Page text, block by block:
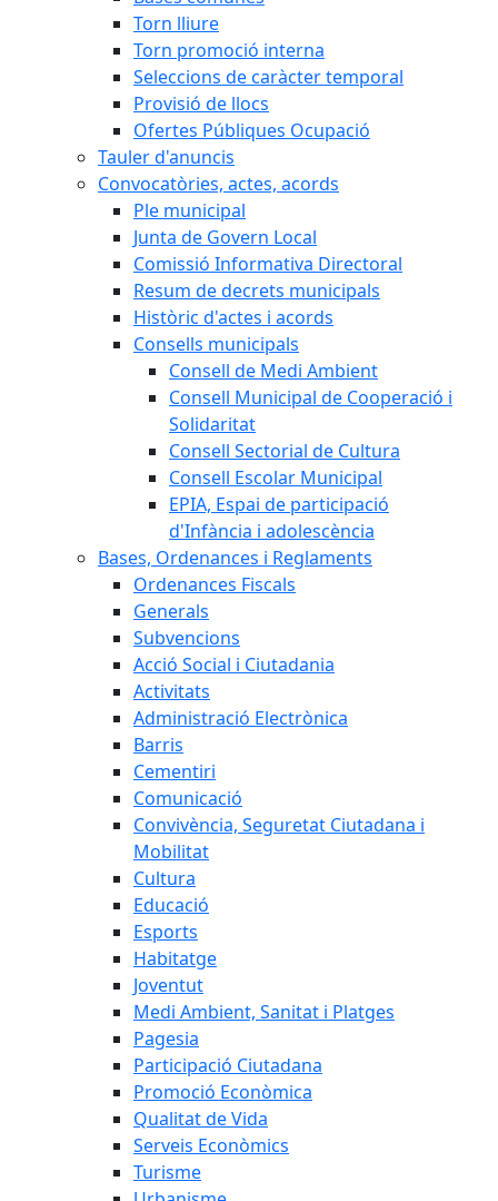
Torn lliure
Torn promoció interna
Seleccions de caràcter temporal
Provisió de llocs
Ofertes Públiques Ocupació
Tauler d'anuncis
Convocatòries, actes, acords
Ple municipal
Junta de Govern Local
Comissió Informativa Directoral
Resum de decrets municipals
Històric d'actes i acords
Consells municipals
Consell de Medi Ambient
Consell Municipal de Cooperació i
Solidaritat
Consell Sectorial de Cultura
Consell Escolar Municipal
EPIA, Espai de participació
d'Infància i adolescència
Bases, Ordenances i Reglaments
Ordenances Fiscals
Generals
Subvencions
Acció Social i Ciutadania
Activitats
Administració Electrònica
Barris
Cementiri
Comunicació
Convivència, Seguretat Ciutadana i
Mobilitat
Cultura
Educació
Esports
Habitatge
Joventut
Medi Ambient, Sanitat i Platges
Pagesia
Participació Ciutadana
Promoció Econòmica
Qualitat de Vida
Serveis Econòmics
Turisme